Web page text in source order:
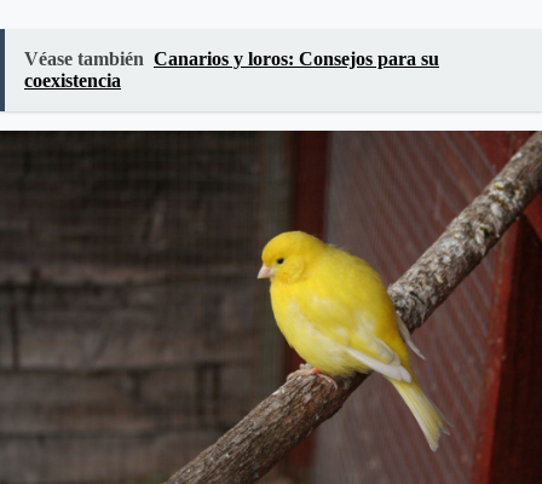
Véase también Canarios y loros: Consejos para su
coexistencia